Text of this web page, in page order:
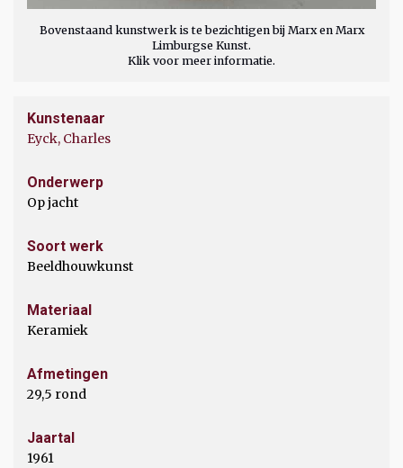
Bovenstaand kunstwerk is te bezichtigen bij Marx en Marx
Limburgse Kunst.
Klik voor meer informatie.
Kunstenaar
Eyck, Charles
Onderwerp
Op jacht
Soort werk
Beeldhouwkunst
Materiaal
Keramiek
Afmetingen
29,5 rond
Jaartal
1961